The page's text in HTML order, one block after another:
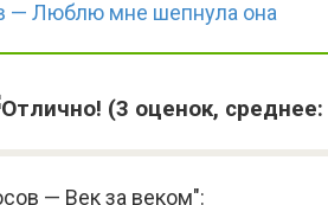
— Люблю мне шепнула она
(3 оценок, среднее:
— Век за веком":